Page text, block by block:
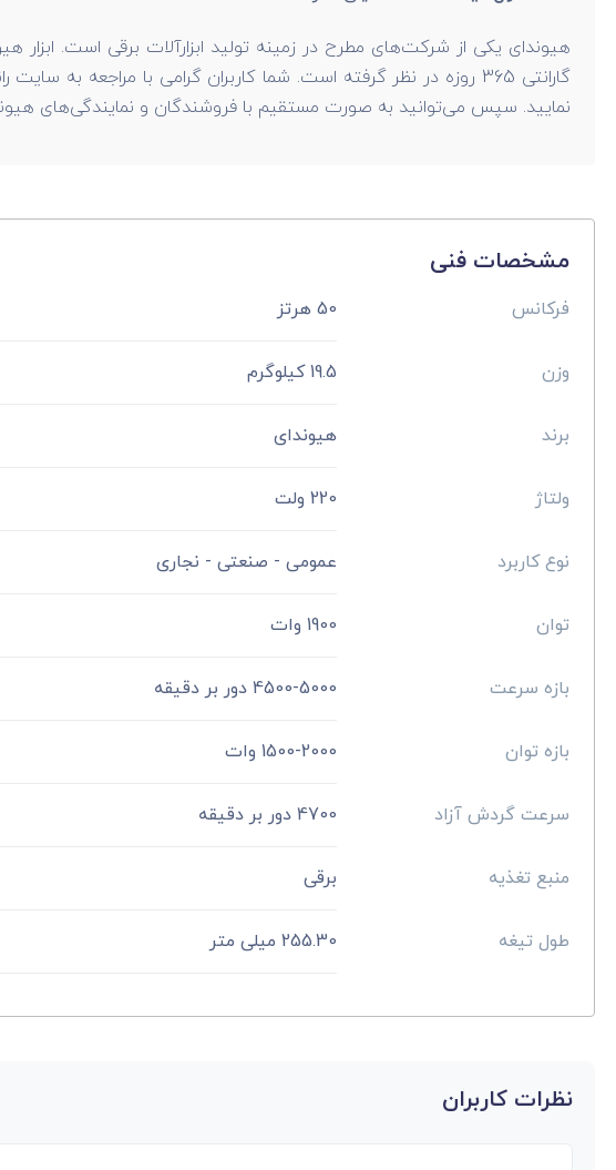
هیوندای یکی از شرکت‌های مطرح در زمینه تولید ابزارآلات برقی است. ابزار
نمایید. سپس می‌توانید به صورت مستقیم با فروشندگان و نمایندگی‌های
مشخصات فنی
فرکانس 50 هرتز
وزن 19.5 کیلوگرم
برند هیوندای
ولتاژ 220 ولت
نوع کاربرد عمومی - صنعتی - نجاری
توان 1900 وات
بازه سرعت 4500-5000 دور بر دقیقه
بازه توان 1500-2000 وات
سرعت گردش آزاد 4700 دور بر دقیقه
منبع تغذیه برقی
طول تیغه 255.30 میلی متر
نظرات کاربران